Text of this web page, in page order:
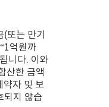
또는 만기
억원까
니다. 이와
산한 금액
약자 및 보
되지 않습